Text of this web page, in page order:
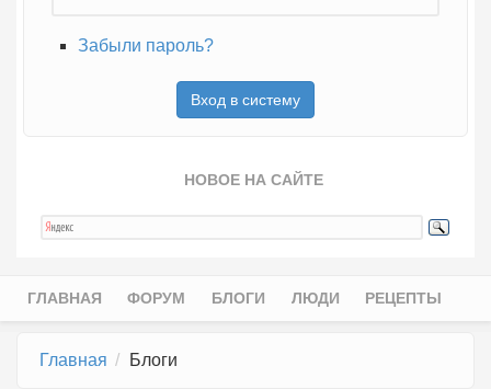
Забыли пароль?
НОВОЕ НА САЙТЕ
Главное меню
ГЛАВНАЯ ФОРУМ БЛОГИ ЛЮДИ РЕЦЕПТЫ
Главная Блоги